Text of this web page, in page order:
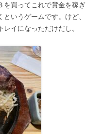
を買ってこれで賞金を稼ぎ
いうゲームです。けど、
イになっただけだし。